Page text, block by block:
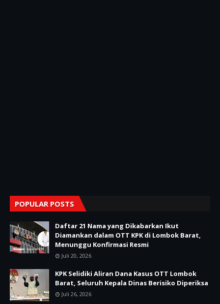
POPULAR POSTS
Daftar 21 Nama yang Dikabarkan Ikut
Diamankan dalam OTT KPK di Lombok Barat,
Menunggu Konfirmasi Resmi
Juli 20, 2026
KPK Selidiki Aliran Dana Kasus OTT Lombok
Barat, Seluruh Kepala Dinas Berisiko Diperiksa
Juli 26, 2026